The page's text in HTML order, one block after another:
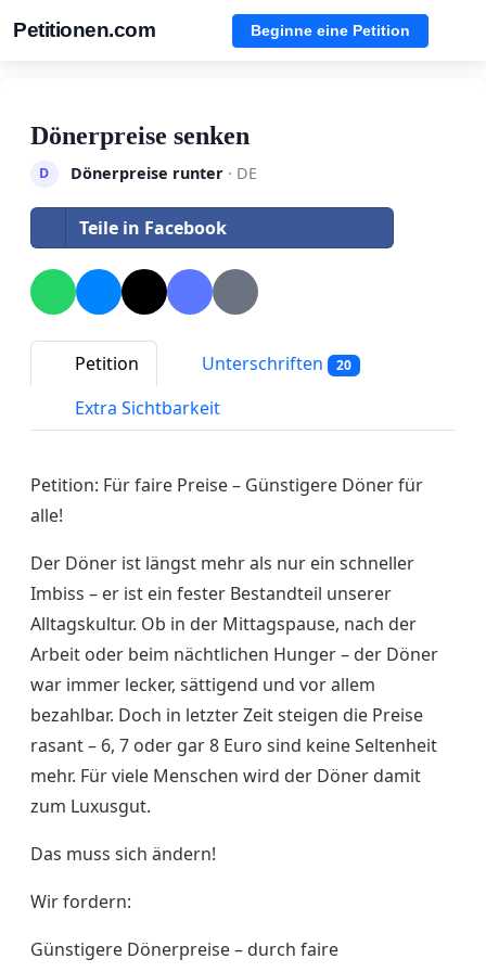
Petitionen.com Beginne eine Petition
Dönerpreise senken
D Dönerpreise runter· DE
Teile in Facebook
Petition Unterschriften 20
Extra Sichtbarkeit
Petition: Für faire Preise – Günstigere Döner für
alle!
Der Döner ist längst mehr als nur ein schneller
Imbiss – er ist ein fester Bestandteil unserer
Alltagskultur. Ob in der Mittagspause, nach der
Arbeit oder beim nächtlichen Hunger – der Döner
war immer lecker, sättigend und vor allem
bezahlbar. Doch in letzter Zeit steigen die Preise
rasant – 6, 7 oder gar 8 Euro sind keine Seltenheit
mehr. Für viele Menschen wird der Döner damit
zum Luxusgut.
Das muss sich ändern!
Wir fordern:
Günstigere Dönerpreise – durch faire